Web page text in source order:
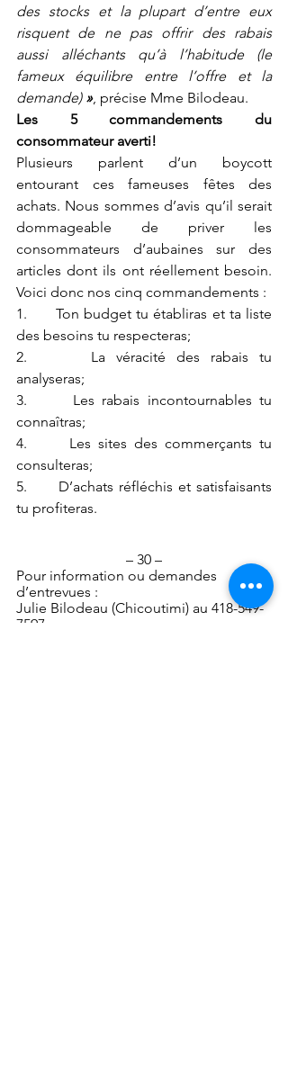
des stocks et la plupart d’entre eux
risquent de ne pas offrir des rabais
aussi alléchants qu’à l’habitude (le
fameux équilibre entre l’offre et la
demande) », précise Mme Bilodeau.
Les 5 commandements du
consommateur averti!
Plusieurs parlent d’un boycott
entourant ces fameuses fêtes des
achats. Nous sommes d’avis qu’il serait
dommageable de priver les
consommateurs d’aubaines sur des
articles dont ils ont réellement besoin.
Voici donc nos cinq commandements :
1.      Ton budget tu établiras et ta liste
des besoins tu respecteras;
2.      La véracité des rabais tu
analyseras;
3.      Les rabais incontournables tu
connaîtras;
4.      Les sites des commerçants tu
consulteras;
5.      D’achats réfléchis et satisfaisants
tu profiteras.
– 30 –
Pour information ou demandes
d’entrevues :
Julie Bilodeau (Chicoutimi) au 418-549-
7597;